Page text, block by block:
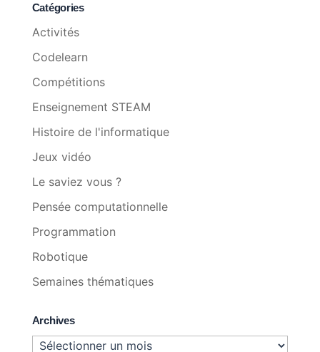
Catégories
Activités
Codelearn
Compétitions
Enseignement STEAM
Histoire de l'informatique
Jeux vidéo
Le saviez vous ?
Pensée computationnelle
Programmation
Robotique
Semaines thématiques
Archives
Archives